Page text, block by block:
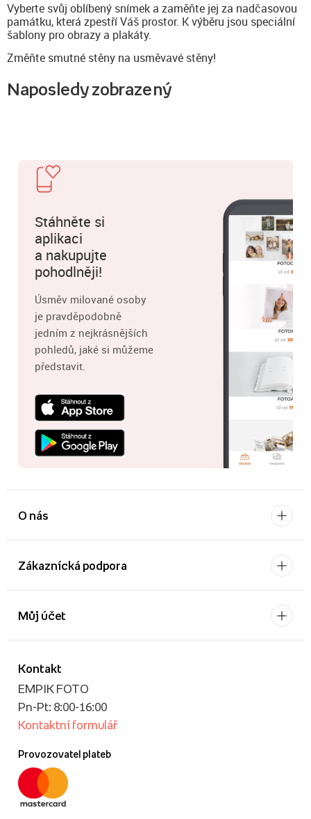
Vyberte svůj oblíbený snímek a zaměňte jej za nadčasovou
památku, která zpestří Váš prostor. K výběru jsou speciální
šablony pro obrazy a plakáty.
Změňte smutné stěny na usměvavé stěny!
Naposledy zobrazený
Stáhněte si
aplikaci
a nakupujte
pohodlněji!
Úsměv milované osoby
je pravděpodobně
jedním z nejkrásnějších
pohledů, jaké si můžeme
představit.
O nás
Zákaznícká podpora
Kontakt
EMPIK FOTO
Pn-Pt: 8:00-16:00
Kontaktní formulář
Provozovatel plateb
Můj účet